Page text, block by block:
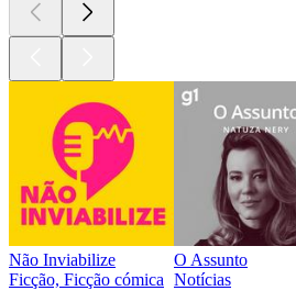
Não Inviabilize
Ficção, Ficção cómica
O Assunto
Notícias